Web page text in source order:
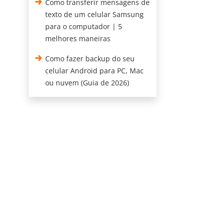
Como transferir mensagens de
texto de um celular Samsung
para o computador | 5
melhores maneiras
Como fazer backup do seu
celular Android para PC, Mac
ou nuvem (Guia de 2026)